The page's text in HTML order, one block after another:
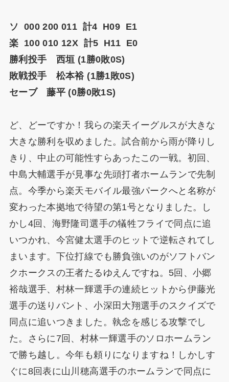
ソ 000 200 011 計4 H09 E1
楽 100 010 12X 計5 H11 E0
勝利投手 西垣 (1勝0敗0S)
敗戦投手 松本裕 (1勝1敗0S)
セーブ 藤平 (0勝0敗1S)
ど、どーですか！我らの楽天イーグルスが大きな
大きな勝利を収めました。試合前から雨が降りし
きり、中止の可能性すらあったこの一戦。初回、
中島大輔選手が見事な先頭打者ホームランで先制
点。今季から楽天モバイル最強パークへと名称が
変わった本拠地で待望の第1号となりました。し
かし4回、海野隆司選手の犠牲フライで同点に追
いつかれ、今宮健太選手のヒットで逆転されてし
まいます。下位打線でも勝負強いのがソフトバン
クホークスの王者たるゆえんですね。5回、小郷
裕哉選手、村林一輝選手の連続ヒットから伊藤光
選手の送りバント、小深田大翔選手のスクイズで
同点に追いつきました。執念を感じる攻撃でし
た。さらに7回、村林一輝選手のソロホームラン
で勝ち越し。今年も頼りになりますね！しかしす
ぐに8回表に山川穂高選手のホームランで同点に